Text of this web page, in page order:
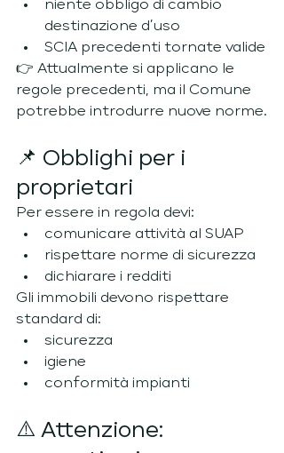
niente obbligo di cambio
destinazione d’uso
SCIA precedenti tornate valide
👉 Attualmente si applicano le
regole precedenti, ma il Comune
potrebbe introdurre nuove norme.
📌 Obblighi per i
proprietari
Per essere in regola devi:
comunicare attività al SUAP
rispettare norme di sicurezza
dichiarare i redditi
Gli immobili devono rispettare
standard di:
sicurezza
igiene
conformità impianti
⚠️ Attenzione: